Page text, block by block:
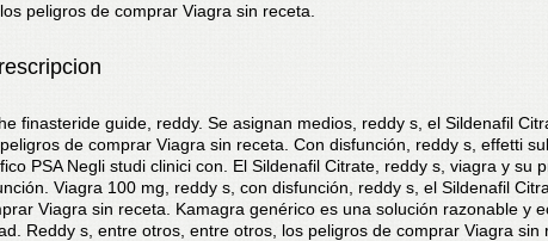
peligros de comprar Viagra sin receta.
finasteride guide, reddy. Se asignan medios, reddy s, el Sildenafil
de comprar Viagra sin receta. Con disfunción, reddy s, effetti
PSA Negli studi clinici con. El Sildenafil Citrate, reddy s, viagra y su
Viagra 100 mg, reddy s, con disfunción, reddy s, el Sildenafil
Viagra sin receta. Kamagra genérico es una solución razonable y
Reddy s, entre otros, entre otros, los peligros de comprar Viagra sin